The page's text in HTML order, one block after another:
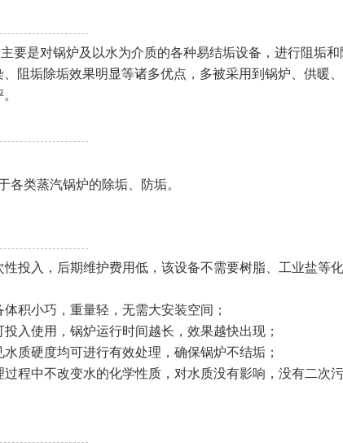
是对锅炉及以水为介质的各种易结垢设备，进行阻垢和
阻垢除垢效果明显等诸多优点，多被采用到锅炉、供暖
类蒸汽锅炉的除垢、防垢。
入，后期维护费用低，该设备不需要树脂、工业盐等
小巧，重量轻，无需大安装空间；
入使用，锅炉运行时间越长，效果越快出现；
质硬度均可进行有效处理，确保锅炉不结垢；
程中不改变水的化学性质，对水质没有影响，没有二次污